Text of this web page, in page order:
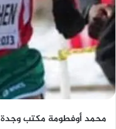
محمد أوفطومة مكتب وجدة